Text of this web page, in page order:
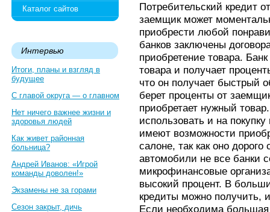
Каталог сайтов
Интервью
Итоги, планы и взгляд в
будущее
С главой округа — о главном
Нет ничего важнее жизни и
здоровья людей
Как живет районная
больница?
Андрей Иванов: «Игрой
команды доволен!»
Экзамены не за горами
Сезон закрыт, дичь
Потребительский кредит
заемщик может
приобрести любой
банков заключены
приобретение товара.
товара и получает
что он получает быстрый
берет проценты от
приобретает нужный
использовать и на
имеют возможности
салоне, так как оно
автомобили не все банки
микрофинансовые
высокий процент. В
кредиты можно получить,
Если необходима большая